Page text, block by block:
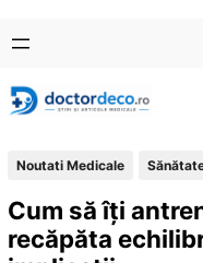
conținut
content
Noutati Medicale
Cum să îți
recăpăta